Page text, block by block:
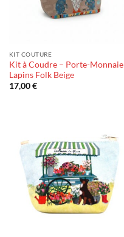
KIT COUTURE
Kit à Coudre – Porte-Monnaie
Lapins Folk Beige
17,00€